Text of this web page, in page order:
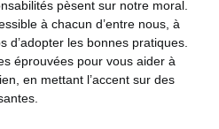
pèsent sur notre moral.
à chacun d’entre nous, à
d’adopter les bonnes pratiques.
éprouvées pour vous aider à
en mettant l’accent sur des